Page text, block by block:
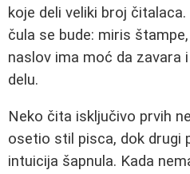
koje deli veliki broj
čula se bude: miris
naslov ima moć da zavara
delu.
Neko čita isključivo prvih
osetio stil pisca, dok drugi
intuicija šapnula. Kada